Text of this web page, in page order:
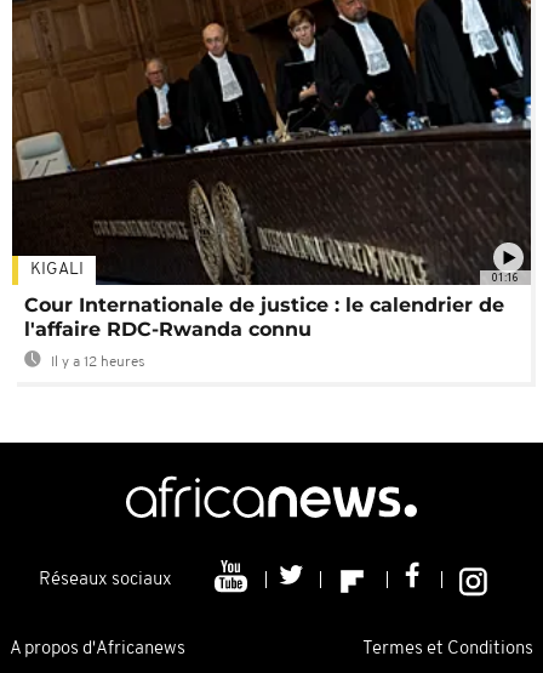
01:16
KIGALI
Cour Internationale de justice : le calendrier de
l'affaire RDC-Rwanda connu
Il y a 12 heures
Réseaux sociaux
A propos d'Africanews Termes et Conditions